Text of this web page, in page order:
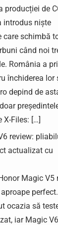
producției de
introdus niște
care schimbă
când noi
România a
închiderea lor
depind de
X-Files: […]
review:
actualizat cu
Magic V5
ocazia să
iar Magic